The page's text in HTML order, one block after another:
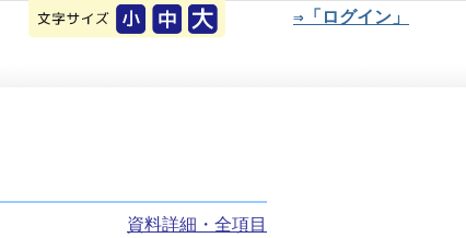
⇒「ログイン」
資料詳細・全項目